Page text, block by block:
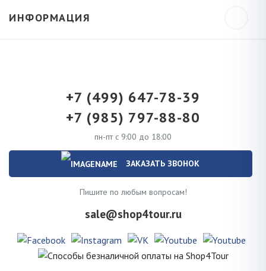
ИНФОРМАЦИЯ
+7 (499) 647-78-39
+7 (985) 797-88-80
пн-пт с 9:00 до 18:00
ЗАКАЗАТЬ ЗВОНОК
Пишите по любым вопросам!
sale@shop4tour.ru